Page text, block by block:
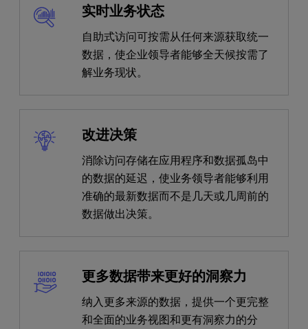
实时业务状态
自助式访问可按需从任何来源获取统一
数据，使企业领导者能够全天候按需了
解业务现状。
改进决策
消除访问存储在应用程序和数据孤岛中
的数据的延迟，使业务领导者能够利用
准确的最新数据而不是几天或几周前的
数据做出决策。
更多数据带来更好的洞察力
纳入更多来源的数据，提供一个更完整
和全面的业务视图和更有洞察力的分